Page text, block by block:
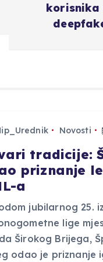
korisnika
Novosti
tradicije:
priznanje
a
jubilarnog 25.
lige
Širokog Brijega,
odao je priznanje